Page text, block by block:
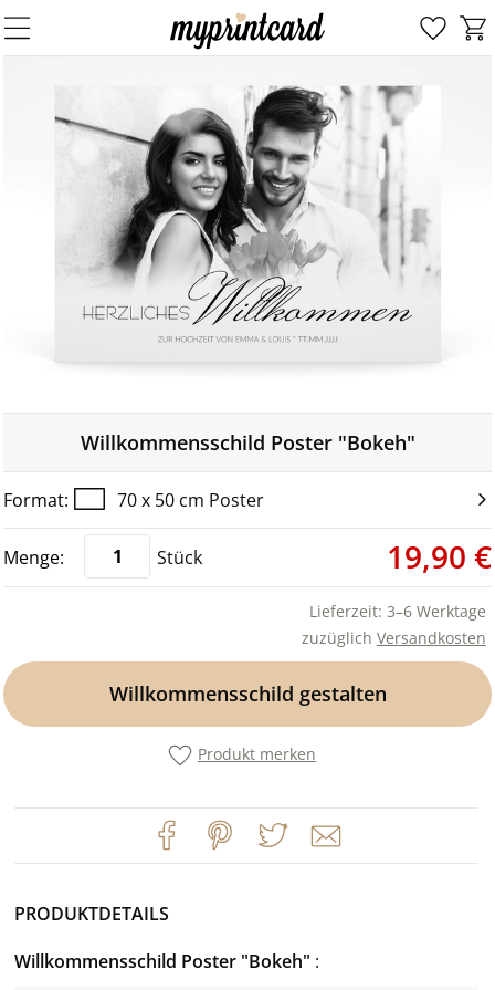
Willkommensschild Poster "Bokeh"
70 x 50 cm Poster
Stück 19,90 €
Lieferzeit: 3–6 Werktage
zuzüglich Versandkosten
Willkommensschild gestalten
Produkt merken
PRODUKTDETAILS
Willkommensschild Poster "Bokeh"